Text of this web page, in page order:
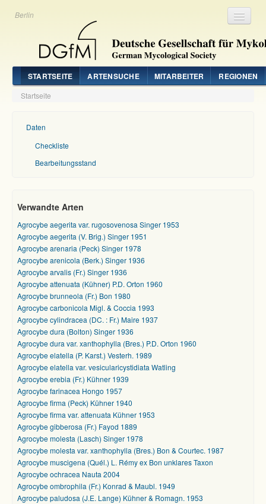
Berlin
STARTSEITE ARTENSUCHE MITARBEITER REGIONEN
Startseite
Daten
Checkliste
Bearbeitungsstand
Verwandte Arten
Agrocybe aegerita var. rugosovenosa Singer 1953
Agrocybe aegerita (V. Brig.) Singer 1951
Agrocybe arenaria (Peck) Singer 1978
Agrocybe arenicola (Berk.) Singer 1936
Agrocybe arvalis (Fr.) Singer 1936
Agrocybe attenuata (Kühner) P.D. Orton 1960
Agrocybe brunneola (Fr.) Bon 1980
Agrocybe carbonicola Migl. & Coccia 1993
Agrocybe cylindracea (DC. : Fr.) Maire 1937
Agrocybe dura (Bolton) Singer 1936
Agrocybe dura var. xanthophylla (Bres.) P.D. Orton 1960
Agrocybe elatella (P. Karst.) Vesterh. 1989
Agrocybe elatella var. vesicularicystidiata Watling
Agrocybe erebia (Fr.) Kühner 1939
Agrocybe farinacea Hongo 1957
Agrocybe firma (Peck) Kühner 1940
Agrocybe firma var. attenuata Kühner 1953
Agrocybe gibberosa (Fr.) Fayod 1889
Agrocybe molesta (Lasch) Singer 1978
Agrocybe molesta var. xanthophylla (Bres.) Bon & Courtec. 1987
Agrocybe muscigena (Quél.) L. Rémy ex Bon unklares Taxon
Agrocybe ochracea Nauta 2004
Agrocybe ombrophila (Fr.) Konrad & Maubl. 1949
Agrocybe paludosa (J.E. Lange) Kühner & Romagn. 1953